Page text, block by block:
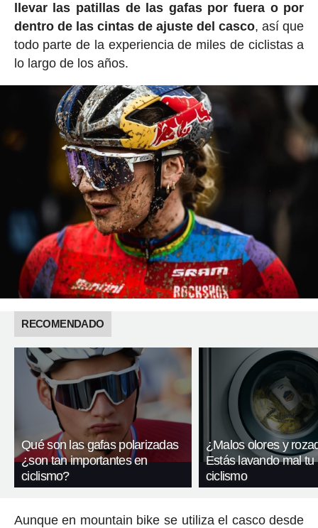
llevar las patillas de las gafas por fuera o por
dentro de las cintas de ajuste del casco, así que
todo parte de la experiencia de miles de ciclistas a
lo largo de los años.
RECOMENDADO
Qué son las gafas polarizadas
¿son tan importantes en
ciclismo?
¿Malos olores y
Estás lavando mal tu
ciclismo
Aunque en mountain bike se utiliza el casco desde